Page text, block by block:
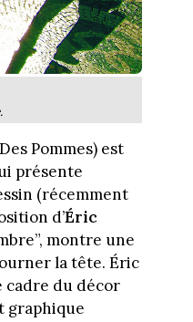
Pommes) est
présente
(récemment
d’Éric
montre une
la tête. Éric
cadre du décor
graphique